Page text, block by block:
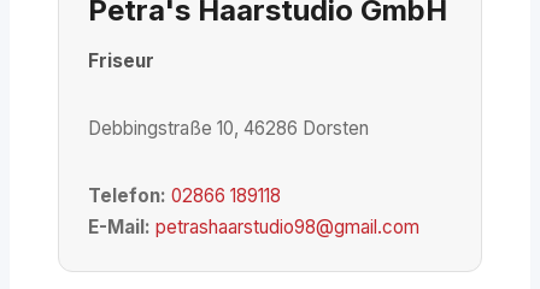
Petra's Haarstudio GmbH
Friseur
Debbingstraße 10, 46286 Dorsten
Telefon: 02866 189118
E-Mail: petrashaarstudio98@gmail.com